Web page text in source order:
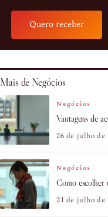
Quero receber
Mais de Negócios
Negócios
Vantagens de
26 de julho de
Negócios
Como escolher
21 de julho de